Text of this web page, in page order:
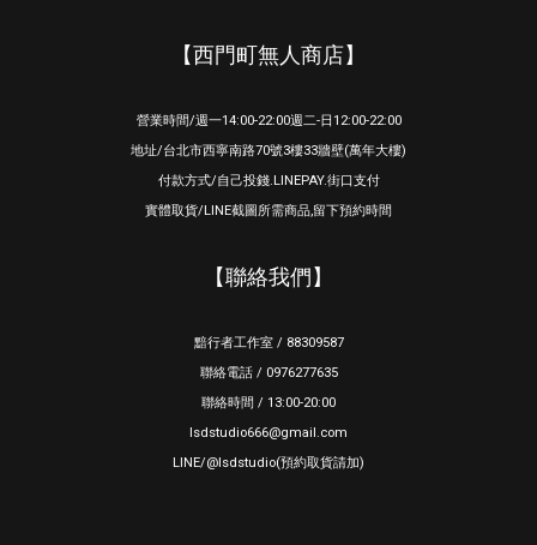
【西門町無人商店】
營業時間/週一14:00-22:00週二-日12:00-22:00
地址/台北市西寧南路70號3樓33牆壁(萬年大樓)
付款方式/自己投錢.LINEPAY.街口支付
實體取貨/LINE截圖所需商品,留下預約時間
【聯絡我們】
黯行者工作室 / 88309587
聯絡電話 / 0976277635
聯絡時間 / 13:00-20:00
lsdstudio666@gmail.com
LINE/@lsdstudio(預約取貨請加)